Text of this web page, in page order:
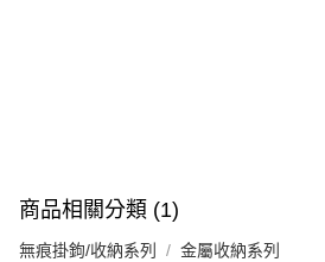
商品相關分類 (1)
無痕掛鉤/收納系列 金屬收納系列